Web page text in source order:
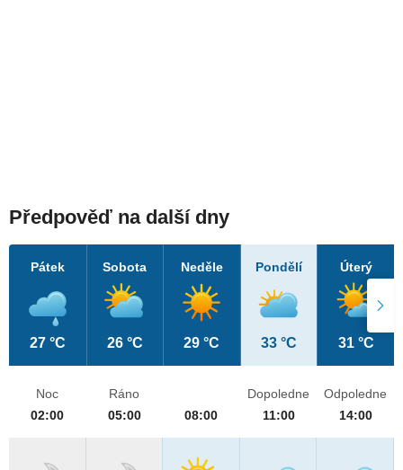
Předpověď na další dny
Pátek
27 °C
Sobota
26 °C
Neděle
29 °C
Pondělí
33 °C
Úterý
31 °C
Noc
02:00
Ráno
05:00
08:00
Dopoledne
11:00
Odpoledne
14:00